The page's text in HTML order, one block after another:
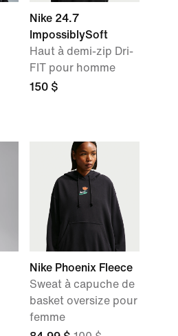
Nike 24.7
ImpossiblySoft
Haut à demi-zip Dri-
FIT pour homme
150 $
Nike Phoenix Fleece
Sweat à capuche de
basket oversize pour
femme